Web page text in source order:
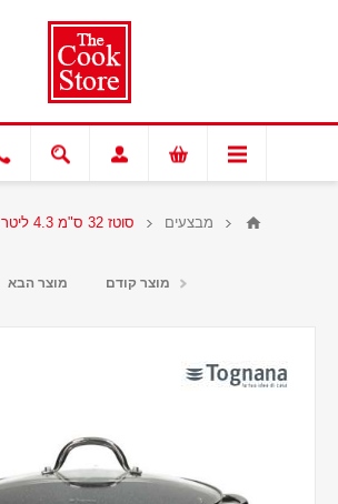
מבצעים סוטז 32 ס"מ 4.3 ליטר BIG FAMILY
מוצר קודם מוצר הבא